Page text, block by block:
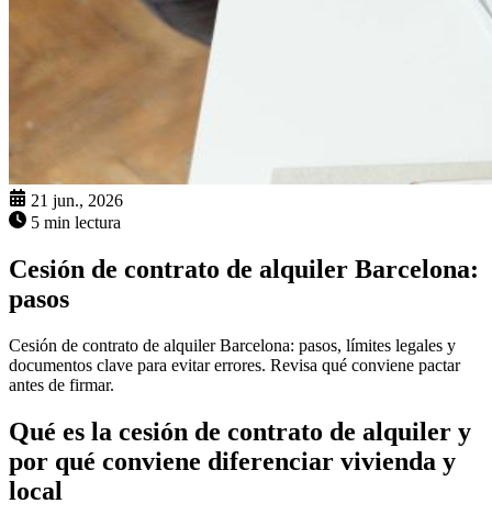
21 jun., 2026
5 min lectura
Cesión de contrato de alquiler Barcelona:
pasos
Cesión de contrato de alquiler Barcelona: pasos, límites legales y
documentos clave para evitar errores. Revisa qué conviene pactar
antes de firmar.
Qué es la cesión de contrato de alquiler y
por qué conviene diferenciar vivienda y
local